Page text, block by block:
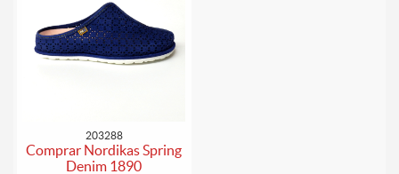
203288
Comprar Nordikas Spring
Denim 1890